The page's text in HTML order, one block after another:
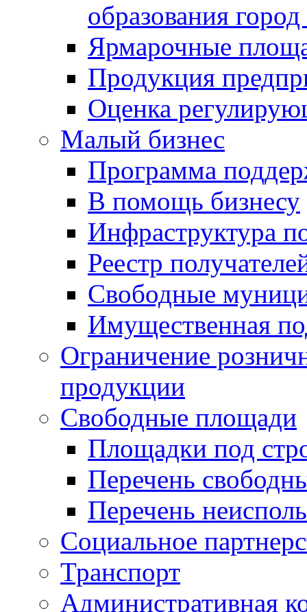
образования
Ярмарочные
Продукция
Оценка
Малый бизнес
Программа
В помощь бизнесу
Инфраструктура
Реестр
Свободные
Имущественная
Ограничение
продукции
Свободные площади
Площадки под
Перечень
Перечень
Социальное
Транспорт
Административная